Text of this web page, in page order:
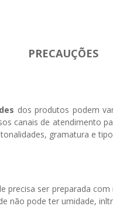
PRECAUÇÕES
dos produtos podem
canais de atendimento
gramatura e
precisa ser preparada
não pode ter umidade,